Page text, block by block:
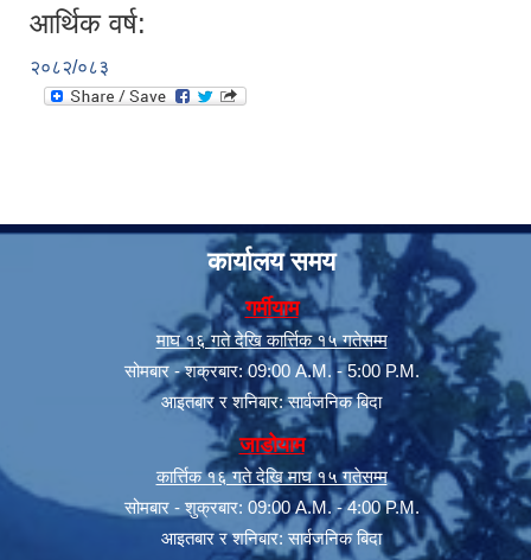
आर्थिक वर्ष:
२०८२/०८३
कार्यालय समय
गर्मीयाम
माघ १६ गते देखि कार्त्तिक १५ गतेसम्म
सोमबार - शक्रबार: 09:00 A.M. - 5:00 P.M.
आइतबार र शनिबार: सार्वजनिक बिदा
जाडोयाम
कार्त्तिक १६ गते देखि माघ १५ गतेसम्म
सोमबार - शुक्रबार: 09:00 A.M. - 4:00 P.M.
आइतबार र शनिबार: सार्वजनिक बिदा